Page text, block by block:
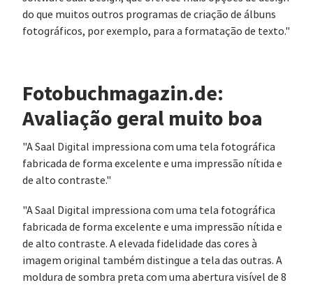
do que muitos outros programas de criação de álbuns
fotográficos, por exemplo, para a formatação de texto."
Fotobuchmagazin.de:
Avaliação geral muito boa
"A Saal Digital impressiona com uma tela fotográfica
fabricada de forma excelente e uma impressão nítida e
de alto contraste."
"A Saal Digital impressiona com uma tela fotográfica
fabricada de forma excelente e uma impressão nítida e
de alto contraste. A elevada fidelidade das cores à
imagem original também distingue a tela das outras. A
moldura de sombra preta com uma abertura visível de 8